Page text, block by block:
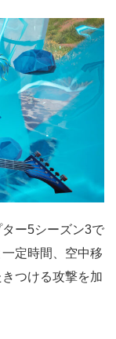
ター5シーズン3で
定時間、空中移
つける攻撃を加